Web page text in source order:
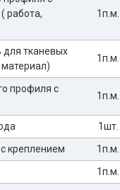
работа,
1п.м.
тканевых
1п.м.
профиля с
1п.м.
1шт.
креплением
1п.м.
1п.м.